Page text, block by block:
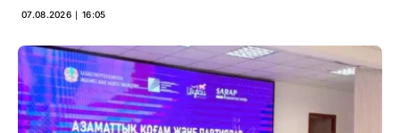
07.08.2026 ∣ 16:05